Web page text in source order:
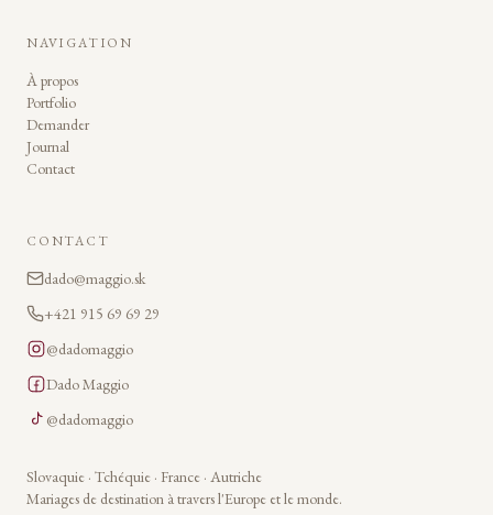
NAVIGATION
À propos
Portfolio
Demander
Journal
Contact
CONTACT
dado@maggio.sk
+421 915 69 69 29
@dadomaggio
Dado Maggio
@dadomaggio
Slovaquie · Tchéquie · France · Autriche
Mariages de destination à travers l'Europe et le monde.